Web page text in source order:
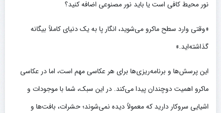
نور محیط کافی است یا باید نور مصنوعی اضافه کنید؟
«وقتی وارد سطح ماکرو می‌شوید، انگار پا به یک دنیای کاملاً بیگانه
گذاشته‌اید.»
این پرسش‌ها و برنامه‌ریزی‌ها برای هر عکاسی مهم است، اما در عکاسی
ماکرو اهمیت دوچندان پیدا می‌کند. در این سبک، شما با موجودات و
اشیایی سروکار دارید که معمولاً دیده نمی‌شوند؛ حشرات، بافت‌ها و